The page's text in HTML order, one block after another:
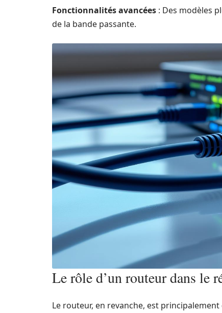
Fonctionnalités avancées : Des modèles
de la bande passante.
Le rôle d’un routeur dans le
Le routeur, en revanche, est